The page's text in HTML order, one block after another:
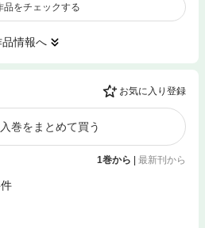
品をチェックする
品情報へ
お気に入り登録
巻をまとめて買う
1巻から | 最新刊から